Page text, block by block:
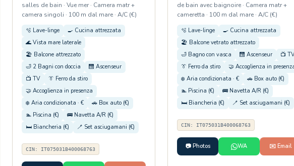
salles de bain · Vue mer · Camera matr +
camera singoli · 100 m dal mare · A/C (€)
🫧 Lave-linge
🍳 Cucina attrezzata
🌊 Vista mare laterale
🏖️ Balcone attrezzato
🛁 2 Bagni con doccia
🛗 Ascenseur
📺 TV
👔 Ferro da stiro
🤝 Accoglienza in presenza
❄️ Aria condizionata · €
🚗 Box auto (€)
🏊 Piscina (€)
🚌 Navetta A/R (€)
🛏️ Biancheria (€)
🪥 Set asciugamani (€)
CIN: IT075031B400068763
de bain avec baignoire · Camera matr +
cameretta · 100 m dal mare · A/C (€)
🫧 Lave-linge
🍳 Cucina attrezzata
🏖️ Balcone vetrato attrezzato
🛁 Bagno con vasca
🛗 Ascenseur
📺
👔 Ferro da stiro
🤝 Accoglienza in
❄️ Aria condizionata · €
🚗 Box auto (€)
🏊 Piscina (€)
🚌 Navetta A/R (€)
🛏️ Biancheria (€)
🪥 Set asciugamani (€)
CIN: IT075031B400068763
📷 Photos WA ✉️ Email